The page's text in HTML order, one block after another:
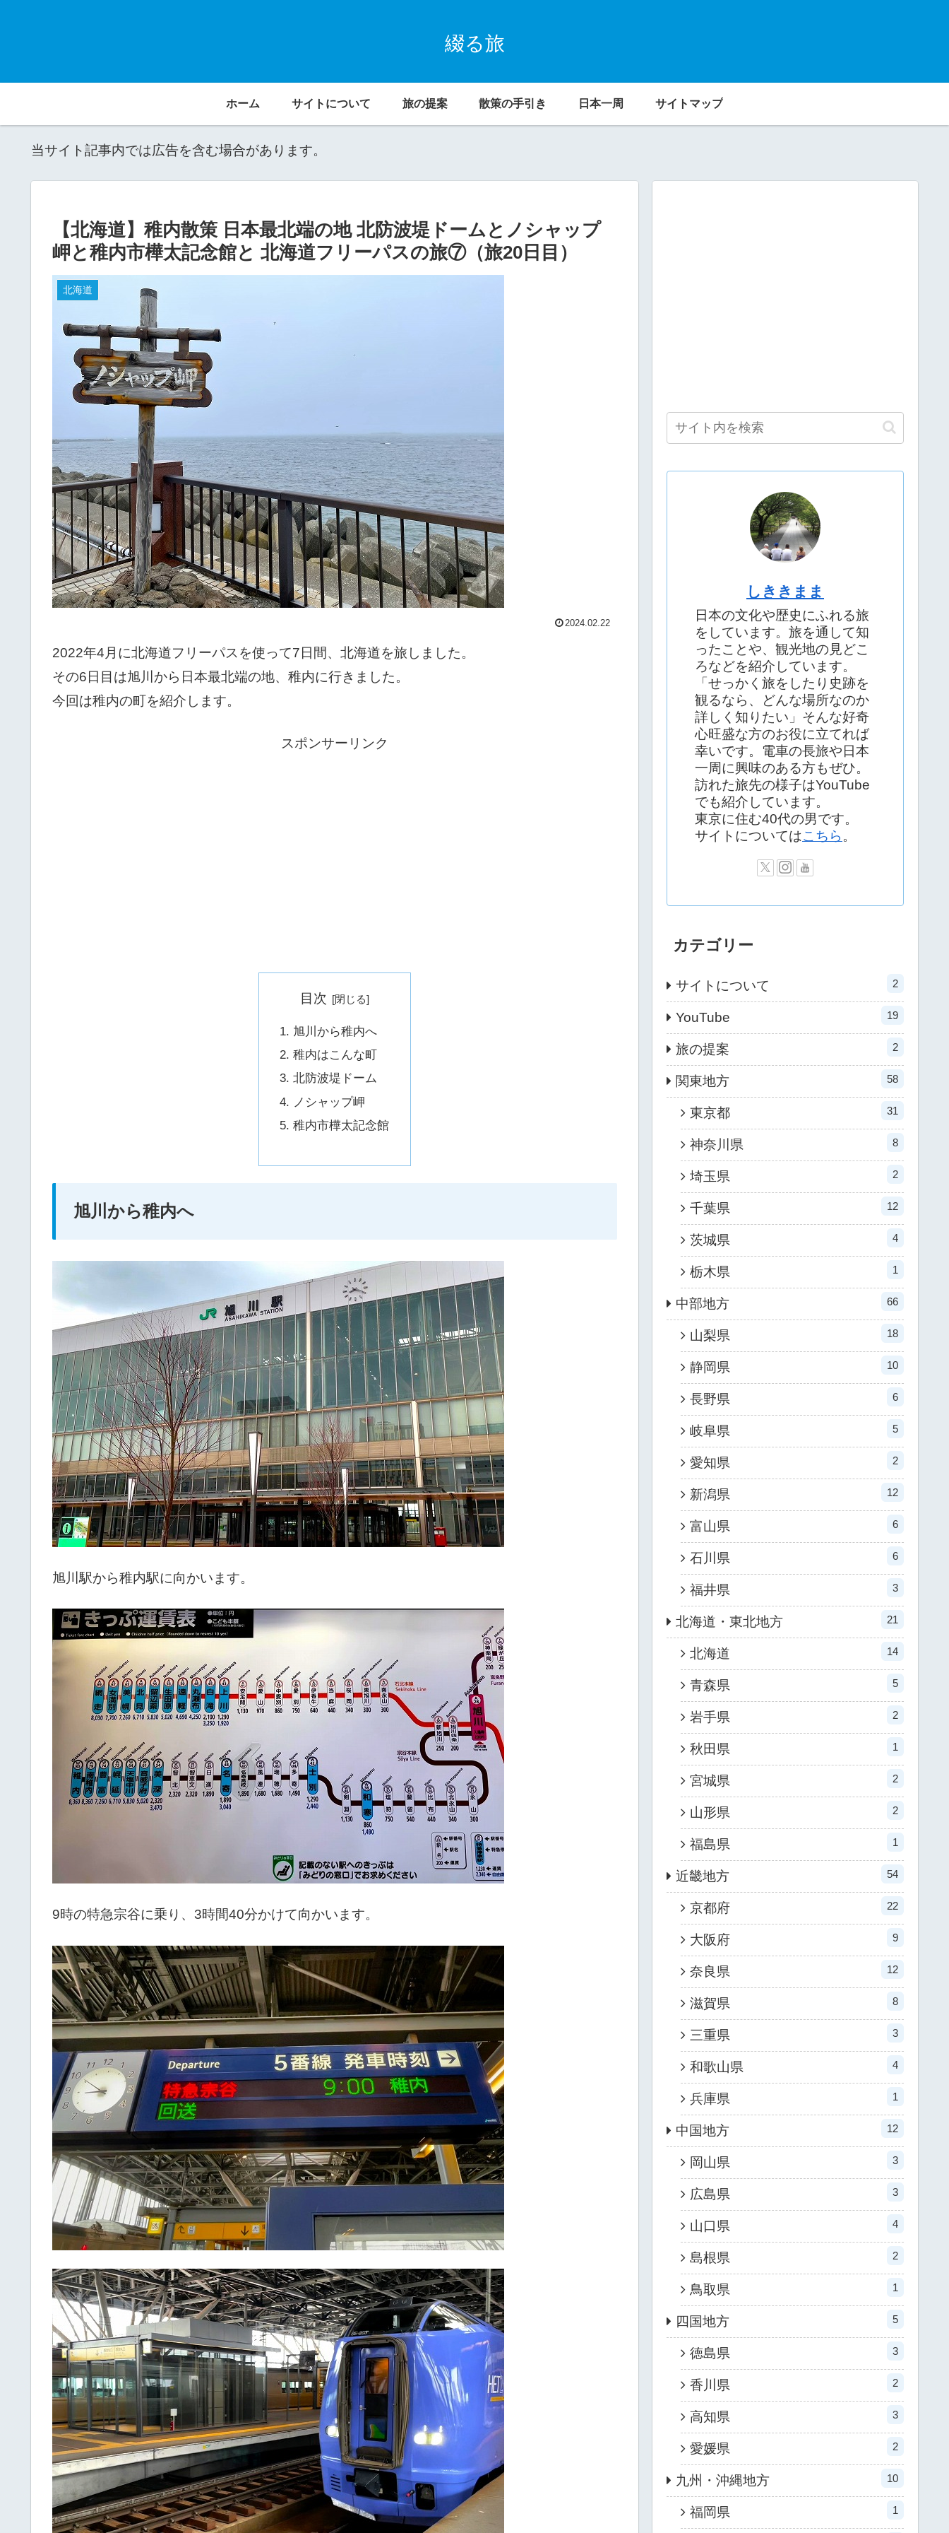
綴る旅
ホーム サイトについて 旅の提案 散策の手引き 日本一周 サイトマップ
当サイト記事内では広告を含む場合があります。
【北海道】稚内散策 日本最北端の地 北防波堤ドームとノシャップ
岬と稚内市樺太記念館と 北海道フリーパスの旅⑦（旅20日目）
北海道
2024.02.22
2022年4月に北海道フリーパスを使って7日間、北海道を旅しました。
その6日目は旭川から日本最北端の地、稚内に行きました。
今回は稚内の町を紹介します。
スポンサーリンク
目次
旭川から稚内へ
稚内はこんな町
北防波堤ドーム
ノシャップ岬
稚内市樺太記念館
旭川から稚内へ
旭川駅から稚内駅に向かいます。
9時の特急宗谷に乗り、3時間40分かけて向かいます。
しききまま
日本の文化や歴史にふれる旅
をしています。旅を通して知
ったことや、観光地の見どこ
ろなどを紹介しています。
「せっかく旅をしたり史跡を
観るなら、どんな場所なのか
詳しく知りたい」そんな好奇
心旺盛な方のお役に立てれば
幸いです。電車の長旅や日本
一周に興味のある方もぜひ。
訪れた旅先の様子はYouTube
でも紹介しています。
東京に住む40代の男です。
サイトについてはこちら 。
カテゴリー
サイトについて 2
YouTube 19
旅の提案 2
関東地方 58
東京都 31
神奈川県 8
埼玉県 2
千葉県 12
茨城県 4
栃木県 1
中部地方 66
山梨県 18
静岡県 10
長野県 6
岐阜県 5
愛知県 2
新潟県 12
富山県 6
石川県 6
福井県 3
北海道・東北地方 21
北海道 14
青森県 5
岩手県 2
秋田県 1
宮城県 2
山形県 2
福島県 1
近畿地方 54
京都府 22
大阪府 9
奈良県 12
滋賀県 8
三重県 3
和歌山県 4
兵庫県 1
中国地方 12
岡山県 3
広島県 3
山口県 4
島根県 2
鳥取県 1
四国地方 5
徳島県 3
香川県 2
高知県 3
愛媛県 2
九州・沖縄地方 10
福岡県 1